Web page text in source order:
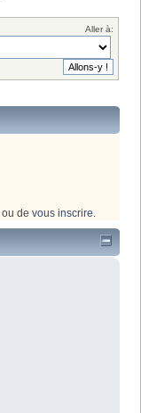
Aller à:
ou de vous inscrire.